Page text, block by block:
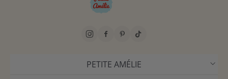
PETITE AMÉLIE